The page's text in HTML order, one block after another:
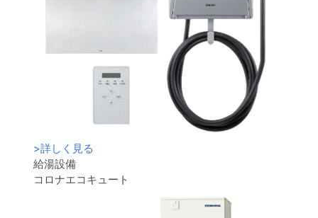
>詳しく見る
給湯設備
コロナエコキュート